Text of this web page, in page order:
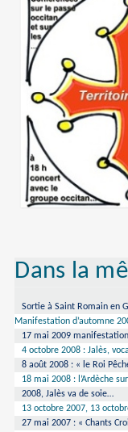
Dans la
Sortie à Saint Romain en
Manifestation d’automne
17 mai 2009 manifestation
4 octobre 2008 : Jalès,
8 août 2008 : « le Roi
18 mai 2008 : l’Ardèche
2008, Jalès va de soie…
13 octobre 2007, 13
27 mai 2007 : « Chants